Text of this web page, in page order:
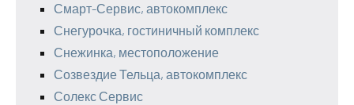
Смарт-Сервис, автокомплекс
Снегурочка, гостиничный комплекс
Снежинка, местоположение
Созвездие Тельца, автокомплекс
Солекс Сервис